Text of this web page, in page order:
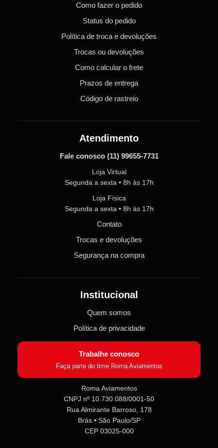
Roma Aviamentos
Online agora
Como fazer o pedido
Status do pedido
Política de troca e devoluções
Trocas ou devoluções
Como calcular o frete
Prazos de entrega
Código de rastreio
Atendimento
Fale conosco (11) 99655-7731
Loja Virtual
Segunda a sexta • 8h às 17h
Loja Física
Segunda a sexta • 8h às 17h
Contato
Trocas e devoluções
Segurança na compra
Institucional
Quem somos
Política de privacidade
Trabalhe conosco
Faça parte do time Roma Aviamentos
Roma Aviamentos
CNPJ nº 10.730.088/0001-50
Rua Almirante Barroso, 178
Brás • São Paulo/SP
CEP 03025-000